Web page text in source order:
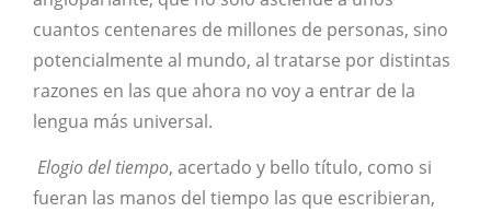
cuantos centenares de millones de personas, sino
potencialmente al mundo, al tratarse por distintas
razones en las que ahora no voy a entrar de la
lengua más universal.
Elogio del tiempo, acertado y bello título, como si
fueran las manos del tiempo las que escribieran,